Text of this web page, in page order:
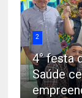
2
4° festa
Saúde